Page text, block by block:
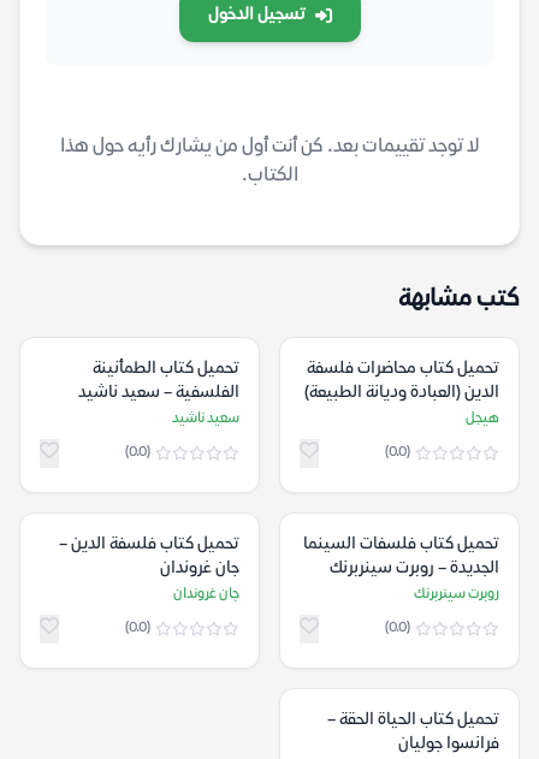
تسجيل الدخول
لا توجد تقييمات بعد. كن أنت أول من يشارك رأيه حول هذا
الكتاب.
كتب مشابهة
تحميل كتاب محاضرات فلسفة
الدين (العبادة وديانة الطبيعة)
– هيجل
هيجل
(0.0)
تحميل كتاب الطمأنينة
الفلسفية – سعيد ناشيد
سعيد ناشيد
(0.0)
تحميل كتاب فلسفات السينما
الجديدة – روبرت سينربرنك
روبرت سينربرنك
(0.0)
تحميل كتاب فلسفة الدين –
جان غروندان
جان غروندان
(0.0)
تحميل كتاب الحياة الحقة –
فرانسوا جوليان